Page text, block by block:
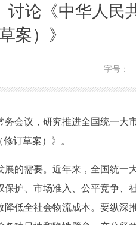
讨论《中华人民
案）》
字号：
会议，研究推进全国统一大
订草案）》。
需要。近年来，全国统一
护、市场准入、公平竞争、
低全社会物流成本。要纵深